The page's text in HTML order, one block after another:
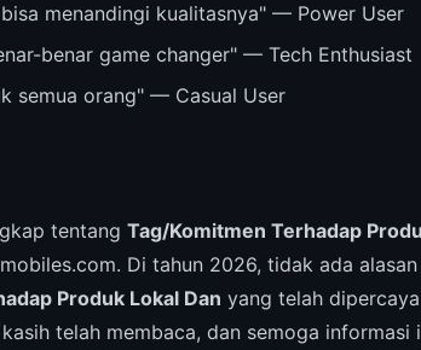
menandingi kualitasnya" — Power User
benar game changer" — Tech Enthusiast
semua orang" — Casual User
tentang Tag/Komitmen Terhadap
Di tahun 2026, tidak ada
Produk Lokal Dan yang telah
telah membaca, dan semoga informasi